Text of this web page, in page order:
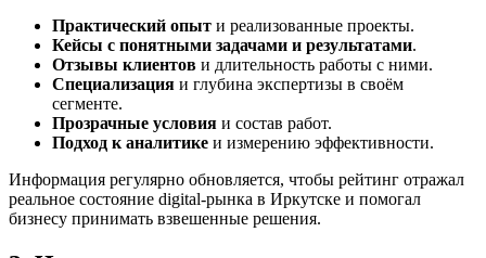
Практический опыт и реализованные проекты.
Кейсы с понятными задачами и результатами.
Отзывы клиентов и длительность работы с ними.
Специализация и глубина экспертизы в своём
сегменте.
Прозрачные условия и состав работ.
Подход к аналитике и измерению эффективности.
Информация регулярно обновляется, чтобы рейтинг отражал
реальное состояние digital-рынка в Иркутске и помогал
бизнесу принимать взвешенные решения.